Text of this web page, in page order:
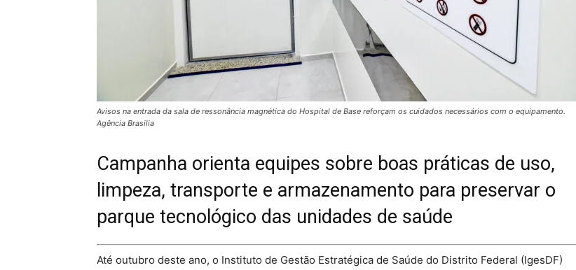
Avisos na entrada da sala de ressonância magnética do Hospital de Base reforçam os cuidados necessários com o equipamento.
Agência Brasilia
Campanha orienta equipes sobre boas práticas de uso,
limpeza, transporte e armazenamento para preservar o
parque tecnológico das unidades de saúde
Até outubro deste ano, o Instituto de Gestão Estratégica de Saúde do Distrito Federal (IgesDF)